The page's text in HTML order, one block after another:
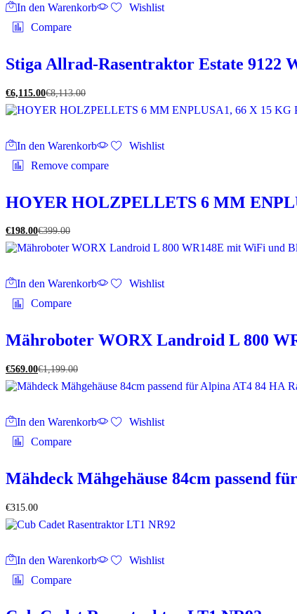
In den Warenkorb
Wishlist
Compare
Stiga Allrad-Rasentraktor Estate 9122
€6,115.00€8,113.00
In den Warenkorb
Wishlist
Remove compare
HOYER HOLZPELLETS 6 MM
€198.00€399.00
In den Warenkorb
Wishlist
Compare
Mähroboter WORX Landroid L 800
€569.00€1,199.00
In den Warenkorb
Wishlist
Compare
Mähdeck Mähgehäuse 84cm passend
€315.00
In den Warenkorb
Wishlist
Compare